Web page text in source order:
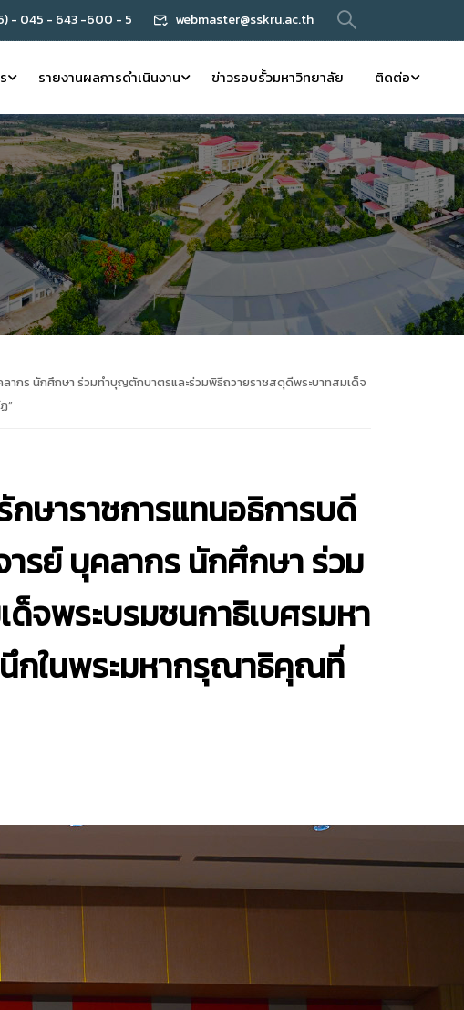
- 045 - 643 -600 - 5 webmaster@sskru.ac.th
รายงานผลการดำเนินงาน ข่าวรอบรั้วมหาวิทยาลัย ติดต่อ
ากร นักศึกษา ร่วมทำบุญตักบาตรและร่วมพิธีถวายราชสดุดีพระบาทสมเด็จ
”
ษาราชการแทนอธิการบดี
รย์ บุคลากร นักศึกษา ร่วม
จพระบรมชนกาธิเบศรมหา
กในพระมหากรุณาธิคุณที่